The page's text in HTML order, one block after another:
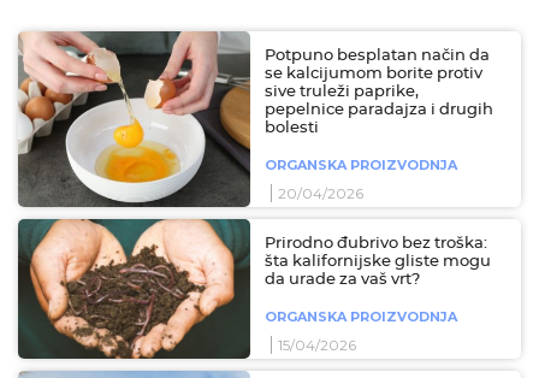
Potpuno besplatan način da
se kalcijumom borite protiv
sive truleži paprike,
pepelnice paradajza i drugih
bolesti
ORGANSKA PROIZVODNJA
20/04/2026
Prirodno đubrivo bez troška:
šta kalifornijske gliste mogu
da urade za vaš vrt?
ORGANSKA PROIZVODNJA
15/04/2026